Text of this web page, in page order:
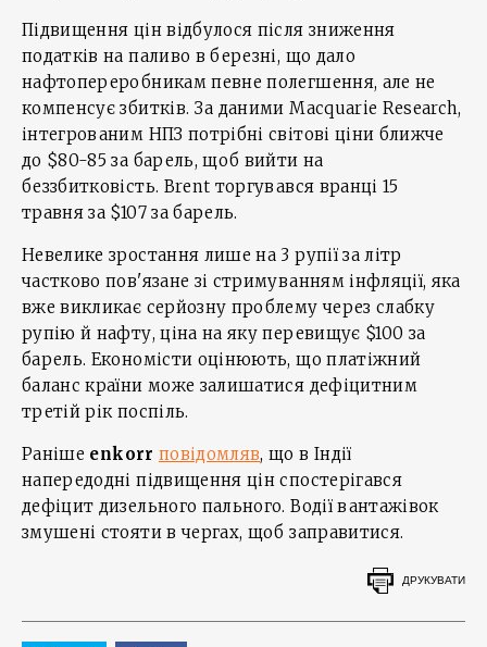
Підвищення цін відбулося після зниження
податків на паливо в березні, що дало
нафтопереробникам певне полегшення, але не
компенсує збитків. За даними Macquarie Research,
інтегрованим НПЗ потрібні світові ціни ближче
до $80-85 за барель, щоб вийти на
беззбитковість. Brent торгувався вранці 15
травня за $107 за барель.
Невелике зростання лише на 3 рупії за літр
частково пов'язане зі стримуванням інфляції, яка
вже викликає серйозну проблему через слабку
рупію й нафту, ціна на яку перевищує $100 за
барель. Економісти оцінюють, що платіжний
баланс країни може залишатися дефіцитним
третій рік поспіль.
Раніше enkorr повідомляв, що в Індії
напередодні підвищення цін спостерігався
дефіцит дизельного пального. Водії вантажівок
змушені стояти в чергах, щоб заправитися.
ДРУКУВАТИ